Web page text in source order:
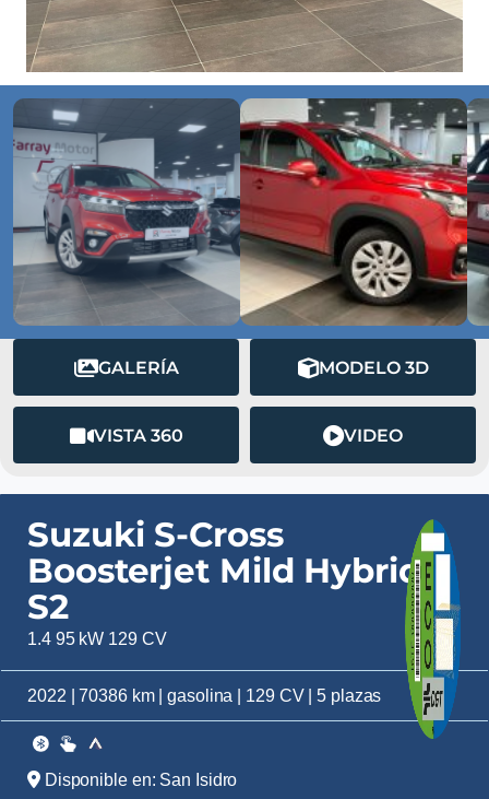
GALERÍA MODELO 3D
VISTA 360 VIDEO
Suzuki S-Cross
Boosterjet Mild Hybrid
S2
1.4 95 kW 129 CV
2022 | 70386 km | gasolina | 129 CV | 5 plazas
Disponible en: San Isidro